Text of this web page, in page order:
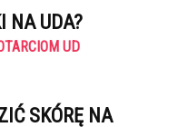
NA UDA?
UD
SKÓRĘ NA